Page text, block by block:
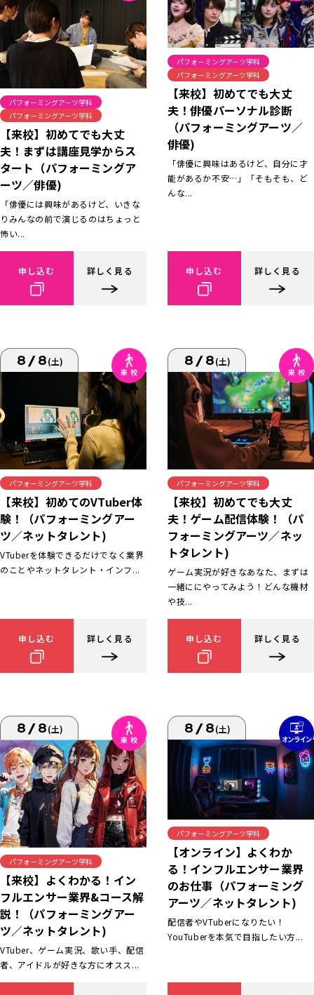
パフォーミングアーツ学科
パフォーミングアーツ学科
【来校】初めてでも大丈
夫！まずは講座見学からス
タート（パフォーミングア
ーツ／俳優)
「俳優には興味があるけど、いきな
りみんなの前で演じるのはちょっと
怖い...
申し込む 詳しく見る
パフォーミングアーツ学科
パフォーミングアーツ学科
【来校】初めてでも大丈
夫！俳優パーソナル診断
（パフォーミングアーツ／
俳優)
「俳優に興味はあるけど、自分に才
能があるか不安…」「そもそも、ど
んな...
申し込む 詳しく見る
8/8(土)
パフォーミングアーツ学科
【来校】初めてのVTuber体
験！（パフォーミングアー
ツ／ネットタレント)
VTuberを体験できるだけでなく業界
のことやネットタレント・インフ...
申し込む 詳しく見る
8/8(土)
パフォーミングアーツ学科
【来校】初めてでも大丈
夫！ゲーム配信体験！（パ
フォーミングアーツ／ネッ
トタレント)
ゲーム実況が好きなあなた、まずは
一緒ににやってみよう！どんな機材
や技...
申し込む 詳しく見る
8/8(土)
パフォーミングアーツ学科
【来校】よくわかる！イン
フルエンサー業界&コース解
説！（パフォーミングアー
ツ／ネットタレント)
VTuber、ゲーム実況、歌い手、配信
者、アイドルが好きな方にオスス...
8/8(土)
パフォーミングアーツ学科
【オンライン】よくわか
る！インフルエンサー業界
のお仕事（パフォーミング
アーツ／ネットタレント)
配信者やVTuberになりたい！
YouTuberを本気で目指したい方...